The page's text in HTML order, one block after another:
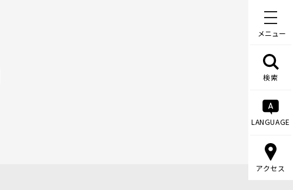
メニュー
検索
LANGUAGE
アクセス